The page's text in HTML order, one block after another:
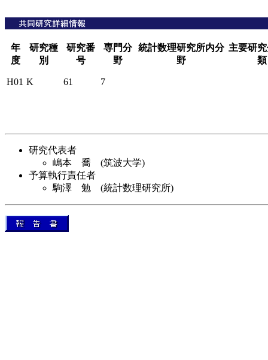
年
度
研究種
別
研究番
号
専門分
野
統計数理研究所内分
野
主要研
類
H01 K 61 7
研究代表者
嶋本 喬 (筑波大学)
予算執行責任者
駒澤 勉 (統計数理研究所)